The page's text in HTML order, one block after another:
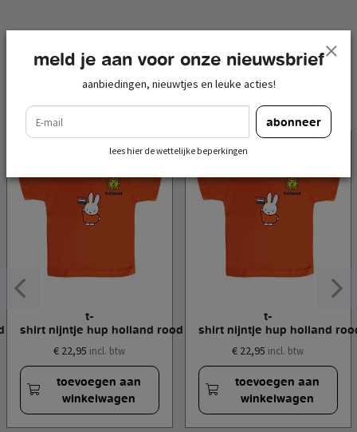
gerelateerde
producten
maat l
t-
shirt nijntje hup holland rood maat xs
€ 22,95 incl. btw
toevoegen aan
winkelwagen
t-
shirt nijntje hup holland
€ 22,95 incl. btw
toevoegen aan
winkelwagen
meld je aan voor onze nieuwsbrief
aanbiedingen, nieuwtjes en leuke acties!
e-mail
abonneer
lees hier de wettelijke beperkingen